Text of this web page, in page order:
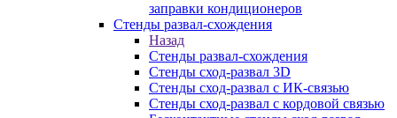
заправки кондиционеров
Стенды развал-схождения
Назад
Стенды развал-схождения
Стенды сход-развал 3D
Стенды сход-развал с ИК-связью
Стенды сход-развал с кордовой связью